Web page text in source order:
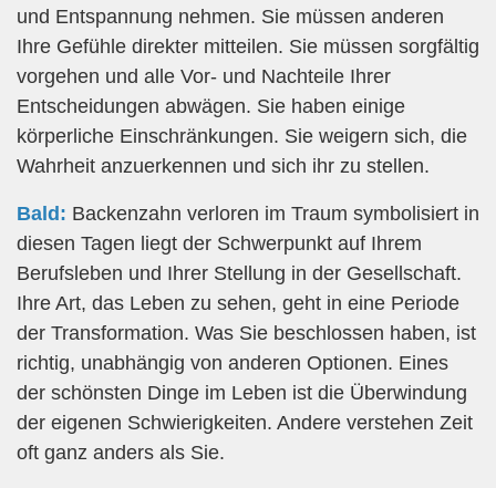
und Entspannung nehmen. Sie müssen anderen
Ihre Gefühle direkter mitteilen. Sie müssen sorgfältig
vorgehen und alle Vor- und Nachteile Ihrer
Entscheidungen abwägen. Sie haben einige
körperliche Einschränkungen. Sie weigern sich, die
Wahrheit anzuerkennen und sich ihr zu stellen.
Bald: Backenzahn verloren im Traum symbolisiert in
diesen Tagen liegt der Schwerpunkt auf Ihrem
Berufsleben und Ihrer Stellung in der Gesellschaft.
Ihre Art, das Leben zu sehen, geht in eine Periode
der Transformation. Was Sie beschlossen haben, ist
richtig, unabhängig von anderen Optionen. Eines
der schönsten Dinge im Leben ist die Überwindung
der eigenen Schwierigkeiten. Andere verstehen Zeit
oft ganz anders als Sie.